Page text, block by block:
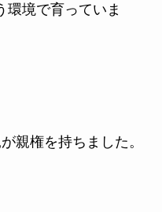
環境で育っていま
親権を持ちました。